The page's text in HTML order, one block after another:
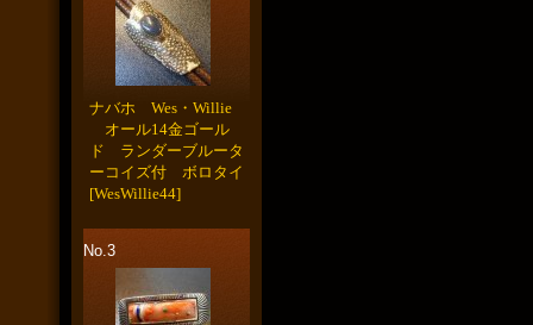
ナバホ Wes・Willie
オール14金ゴール
ド ランダーブルータ
ーコイズ付 ボロタイ
[WesWillie44]
No.3